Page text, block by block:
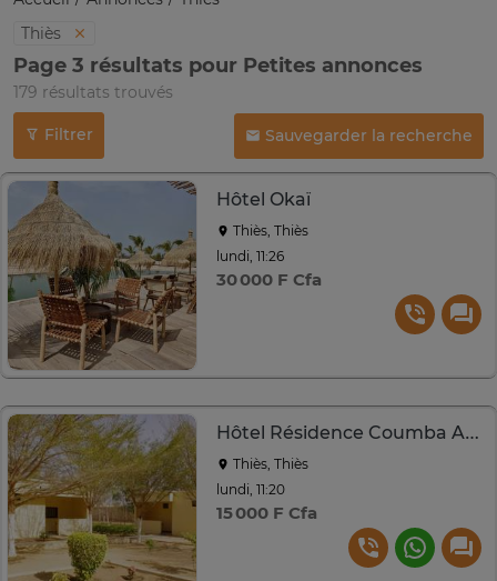
Thiès
Page 3 résultats pour Petites annonces
179 résultats trouvés
Filtrer Sauvegarder la recherche
Hôtel Okaï
Thiès, Thiès
lundi, 11:26
30 000 F Cfa
Hôtel Résidence Coumba Andal
Thiès, Thiès
lundi, 11:20
15 000 F Cfa